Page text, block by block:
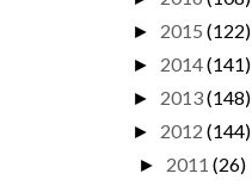
► 2015 (122)
► 2014(141)
► 2013(148)
► 2012 (144)
► 2011 (26)